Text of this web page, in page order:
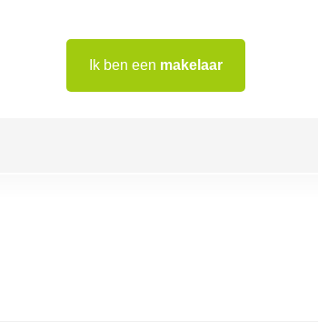
Ik ben een makelaar